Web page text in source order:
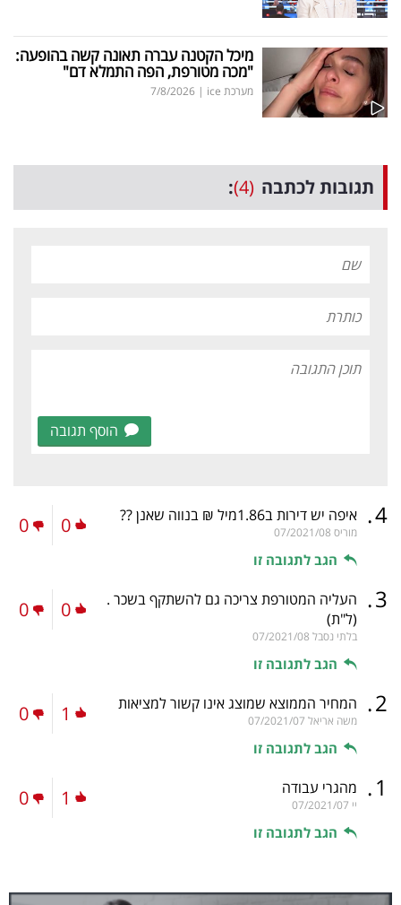
מיכל הקטנה עברה תאונה קשה בהופעה:
"מכה מטורפת, הפה התמלא דם"
מערכת ice |
7/8/2026
תגובות לכתבה (4)
:
הוסף תגובה
4
. איפה יש דירות ב1.86מיל ₪ בנווה שאנן ??
מוריס 07/2021/08
הגב לתגובה זו
0
0
3
. העליה המטורפת צריכה גם להשתקף בשכר .
(ל"ת)
בלתי נסבל 07/2021/08
הגב לתגובה זו
0
0
2
. המחיר הממוצא שמוצג אינו קשור למציאות
משה אריאל 07/2021/07
הגב לתגובה זו
1
0
1
. מהגרי עבודה
יי 07/2021/07
הגב לתגובה זו
1
0